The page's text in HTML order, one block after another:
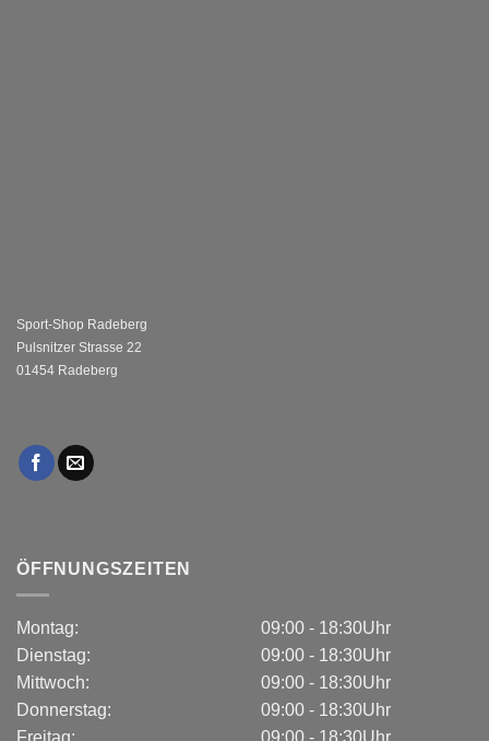
Sport-Shop Radeberg
Pulsnitzer Strasse 22
01454 Radeberg
ÖFFNUNGSZEITEN
Montag:
Dienstag:
Mittwoch:
Donnerstag:
09:00 - 18:30Uhr
09:00 - 18:30Uhr
09:00 - 18:30Uhr
09:00 - 18:30Uhr